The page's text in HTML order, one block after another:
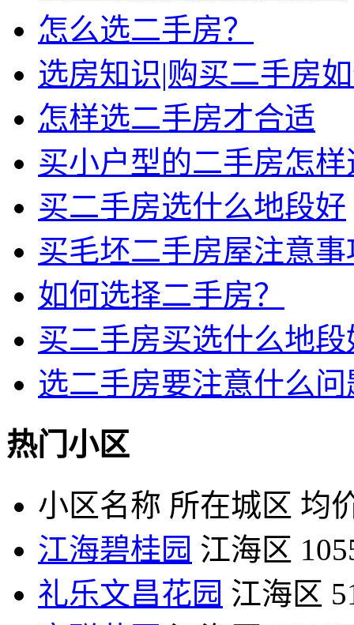
怎么选二手房？
选房知识|购买二手房
怎样选二手房才合适
买小户型的二手房怎样
买二手房选什么地段好
买毛坯二手房屋注意事
如何选择二手房？
买二手房买选什么地段
选二手房要注意什么问
热门小区
小区名称 所在城区 均
江海碧桂园 江海区
礼乐文昌花园 江海区